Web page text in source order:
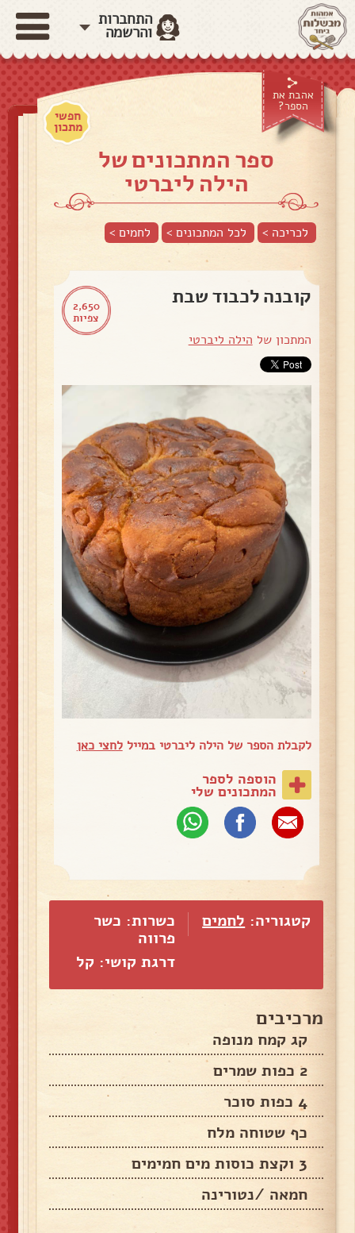
התחברות
והרשמה
אהבת את
הספר?
חפשי
מתכון
ספר המתכונים של
הילה ליברטי
לכריכה > לכל המתכונים > לחמים>
2,650
צפיות
קובנה לכבוד שבת
המתכון של הילה ליברטי
לקבלת הספר של הילה ליברטי במייללחצי כאן
הוספה לספר
המתכונים שלי
קטגוריה: לחמים
כשרות: כשר
פרווה
דרגת קושי: קל
מרכיבים
קג קמח מנופה
2 כפות שמרים
4 כפות סוכר
כף שטוחה מלח
3 וקצת כוסות מים חמימים
חמאה /נטורינה